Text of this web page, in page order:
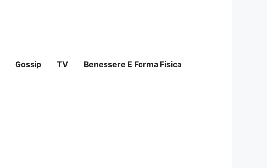
Gossip TV Benessere E Forma Fisica